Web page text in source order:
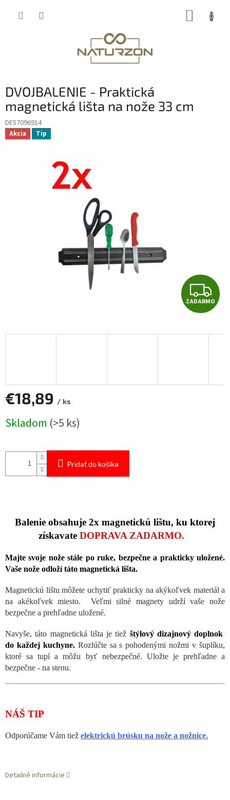
DVOJBALENIE - Praktická
magnetická lišta na nože 33 cm
DE57096914
Akcia Tip
Z
A
D
ZADARMO
€18,89 / ks
cena:
Skladom (>5 ks)
Pridať do košíka
Balenie obsahuje 2x magnetickú lištu, ku ktorej
získavate DOPRAVA ZADARMO.
Majte svoje nože stále po ruke, bezpečne a prakticky uložené.
Vaše nože odloží táto magnetická lišta.
Magnetickú lištu môžete uchytiť prakticky na akýkoľvek materiál a
na akékoľvek miesto.
Veľmi silné magnety udrží vaše nože
bezpečne a prehľadne uložené.
Navyše, táto magnetická lišta je tiež štýlový dizajnový doplnok
do každej kuchyne. Rozlúčte sa s pohodenými nožmi v šuplíku,
ktoré sa tupí a môžu byť nebezpečné. Uložte je prehľadne a
bezpečne - na stenu.
NÁŠ TIP
Odporúčame Vám tiež elektrickú brúsku na nože a nožnice.
Detailné informácie